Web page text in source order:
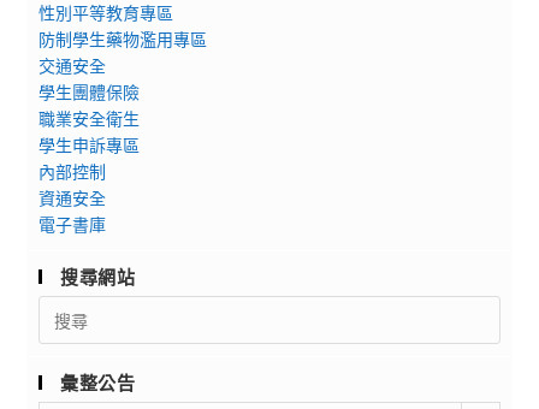
性別平等教育專區
防制學生藥物濫用專區
交通安全
學生團體保險
職業安全衛生
學生申訴專區
內部控制
資通安全
電子書庫
搜尋網站
Search
for:
彙整公告